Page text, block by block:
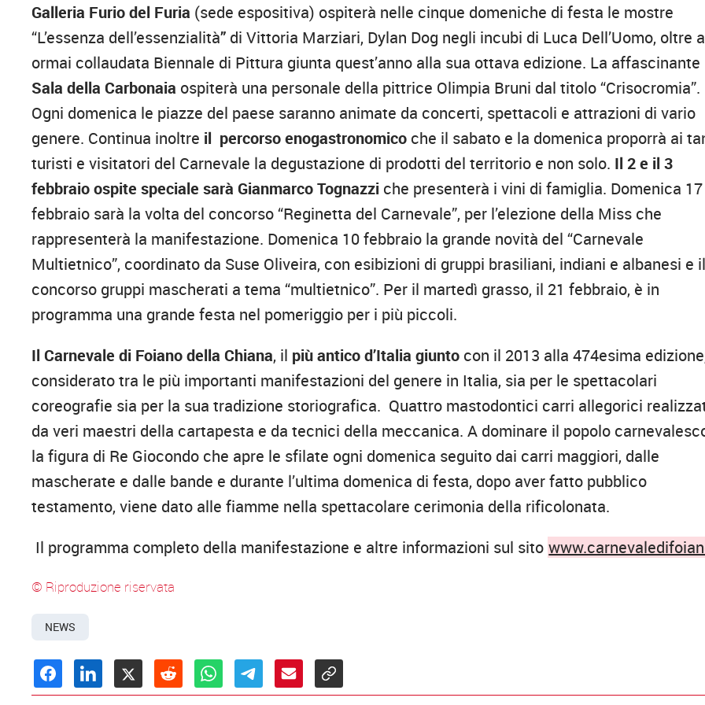
Galleria Furio del Furia (sede espositiva) ospiterà nelle cinque domeniche di festa le mostre
“L’essenza dell’essenzialità” di Vittoria Marziari, Dylan Dog negli incubi di Luca Dell’Uomo, oltre
ormai collaudata Biennale di Pittura giunta quest’anno alla sua ottava edizione. La affascinante
Sala della Carbonaia ospiterà una personale della pittrice Olimpia Bruni dal titolo “Crisocromia”.
Ogni domenica le piazze del paese saranno animate da concerti, spettacoli e attrazioni di vario
genere. Continua inoltre il percorso enogastronomico che il sabato e la domenica proporrà ai
turisti e visitatori del Carnevale la degustazione di prodotti del territorio e non solo. Il 2 e il 3
febbraio ospite speciale sarà Gianmarco Tognazzi che presenterà i vini di famiglia. Domenica 17
febbraio sarà la volta del concorso “Reginetta del Carnevale”, per l’elezione della Miss che
rappresenterà la manifestazione. Domenica 10 febbraio la grande novità del “Carnevale
Multietnico”, coordinato da Suse Oliveira, con esibizioni di gruppi brasiliani, indiani e albanesi e il
concorso gruppi mascherati a tema “multietnico”. Per il martedì grasso, il 21 febbraio, è in
programma una grande festa nel pomeriggio per i più piccoli.
Il Carnevale di Foiano della Chiana, il più antico d’Italia giunto con il 2013 alla 474esima
considerato tra le più importanti manifestazioni del genere in Italia, sia per le spettacolari
coreografie sia per la sua tradizione storiografica. Quattro mastodontici carri allegorici
da veri maestri della cartapesta e da tecnici della meccanica. A dominare il popolo
la figura di Re Giocondo che apre le sfilate ogni domenica seguito dai carri maggiori, dalle
mascherate e dalle bande e durante l’ultima domenica di festa, dopo aver fatto pubblico
testamento, viene dato alle fiamme nella spettacolare cerimonia della rificolonata.
Il programma completo della manifestazione e altre informazioni sul sito
© Riproduzione riservata
NEWS